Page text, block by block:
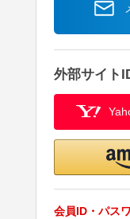
外部サイト
会員ID・パス